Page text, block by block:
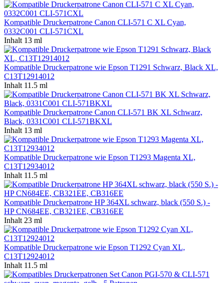
Kompatible Druckerpatrone Canon CLI-571 C XL Cyan,
0332C001 CLI-571CXL
Inhalt 13 ml
Kompatible Druckerpatrone wie Epson T1291 Schwarz, Black XL,
C13T12914012
Inhalt 11.5 ml
Kompatible Druckerpatrone Canon CLI-571 BK XL Schwarz,
Black, 0331C001 CLI-571BKXL
Inhalt 13 ml
Kompatible Druckerpatrone wie Epson T1293 Magenta XL,
C13T12934012
Inhalt 11.5 ml
Kompatible Druckerpatrone HP 364XL schwarz, black (550 S.) -
HP CN684EE, CB321EE, CB316EE
Inhalt 23 ml
Kompatible Druckerpatrone wie Epson T1292 Cyan XL,
C13T12924012
Inhalt 11.5 ml